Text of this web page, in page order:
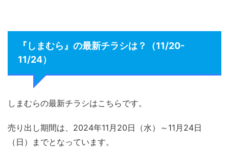
『しまむら』の最新チラシは？（11/20-
11/24）
しまむらの最新チラシはこちらです。
売り出し期間は、2024年11月20日（水）～11月24日
（日）までとなっています。